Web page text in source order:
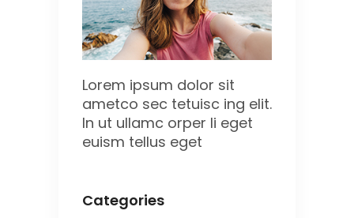
Lorem ipsum dolor sit
ametco sec tetuisc ing elit.
In ut ullamc orper li eget
euism tellus eget
Categories